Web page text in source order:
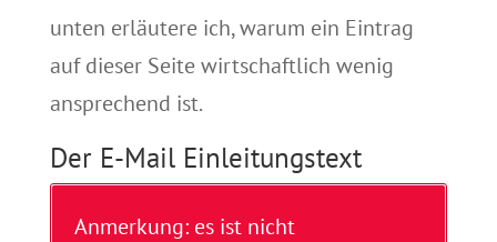
unten erläutere ich, warum ein Eintrag
auf dieser Seite wirtschaftlich wenig
ansprechend ist.
Der E-Mail Einleitungstext
Anmerkung: es ist nicht